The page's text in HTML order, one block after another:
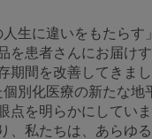
生に違いをもたらす
患者さんにお届け
間を改善してきま
別化医療の新たな地
を明らかにしてい
私たちは、あらゆ